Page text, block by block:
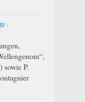
/
P.